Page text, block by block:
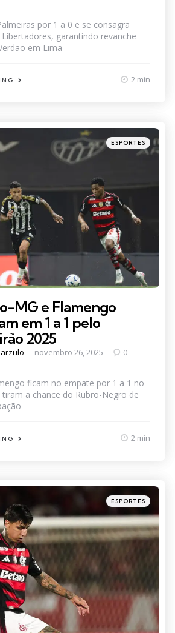
por 1 a 0 e se consagra
garantindo revanche
em Lima
2 min
Categories
Posted
in
ESPORTES
MG e Flamengo
em 1 a 1 pelo
2025
novembro 26, 2025 0
ficam no empate por 1 a 1 no
tiram a chance do Rubro-Negro de
2 min
Categories
Posted
in
ESPORTES